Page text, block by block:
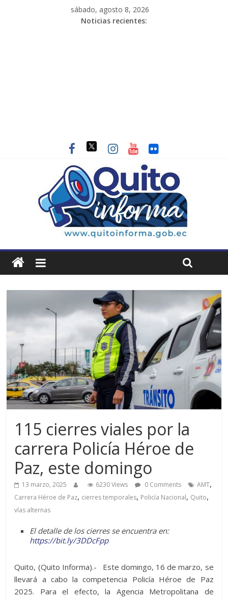
sábado, agosto 8, 2026
Noticias recientes:
115 cierres viales por la
carrera Policía Héroe de
Paz, este domingo
13 marzo, 2025 6230 Views 0 Comments AMT,
Carrera Héroe de Paz, cierres temporales, Policía Nacional, Quito,
vías alternas
El detalle de los cierres se encuentra en:
https://bit.ly/3DDcFpp
Quito, (Quito Informa).- Este domingo, 16 de marzo, se
llevará a cabo la competencia Policía Héroe de Paz
2025. Para el efecto, la Agencia Metropolitana de